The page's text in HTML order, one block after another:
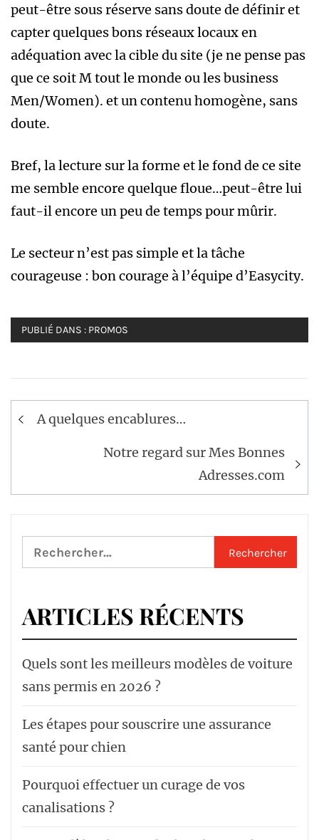
peut-être sous réserve sans doute de définir et
capter quelques bons réseaux locaux en
adéquation avec la cible du site (je ne pense pas
que ce soit M tout le monde ou les business
Men/Women). et un contenu homogène, sans
doute.
Bref, la lecture sur la forme et le fond de ce site
me semble encore quelque floue…peut-être lui
faut-il encore un peu de temps pour mûrir.
Le secteur n’est pas simple et la tâche
courageuse : bon courage à l’équipe d’Easycity.
PUBLIÉ DANS : PROMOS
Navigation
A quelques encablures…
Notre regard sur Mes Bonnes
Adresses.com
Rechercher :
ARTICLES RÉCENTS
Quels sont les meilleurs modèles de voiture
sans permis en 2026 ?
Les étapes pour souscrire une assurance
santé pour chien
Pourquoi effectuer un curage de vos
canalisations ?